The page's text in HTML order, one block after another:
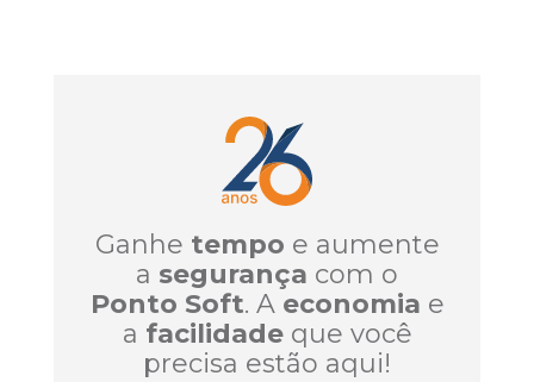
Ganhe tempo e aumente
a segurança com o
Ponto Soft. A economia e
a facilidadeque você
precisa estão aqui!